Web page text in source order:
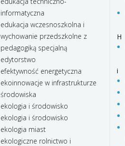
informatyczna
edukacja wczesnoszkolna i
wychowanie przedszkolne z
pedagogiką specjalną
edytorstwo
efektywność energetyczna
ekoinnowacje w infrastrukturze
środowiska
ekologia i środowisko
ekologia i środowisko
ekologia miast
ekologiczne rolnictwo i
H
i